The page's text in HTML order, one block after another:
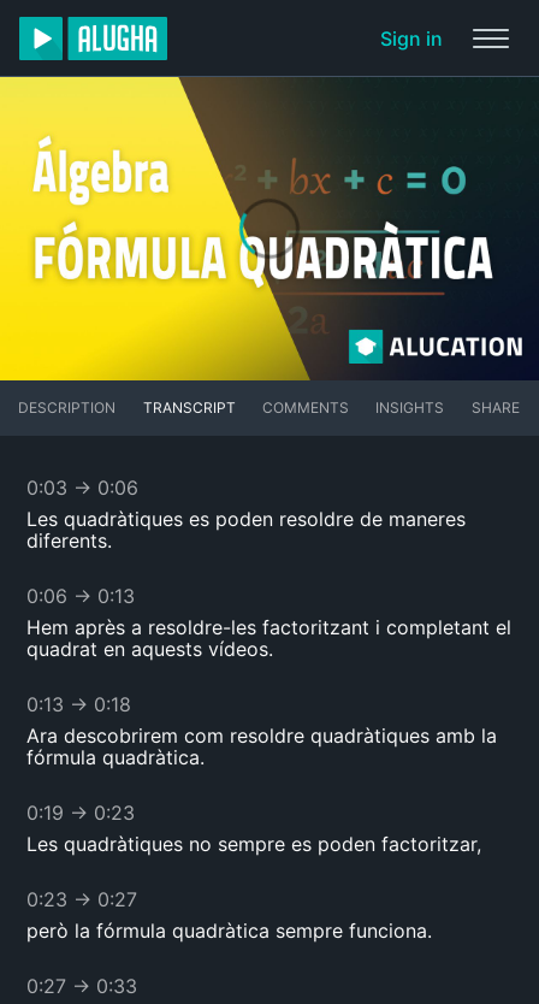
Sign in
DESCRIPTION TRANSCRIPT COMMENTS INSIGHTS SHARE
0:03 → 0:06
Les quadràtiques es poden resoldre de maneres
diferents.
0:06 → 0:13
Hem après a resoldre-les factoritzant i completant el
quadrat en aquests vídeos.
0:13 → 0:18
Ara descobrirem com resoldre quadràtiques amb la
fórmula quadràtica.
0:19 → 0:23
Les quadràtiques no sempre es poden factoritzar,
0:23 → 0:27
però la fórmula quadràtica sempre funciona.
0:27 → 0:33